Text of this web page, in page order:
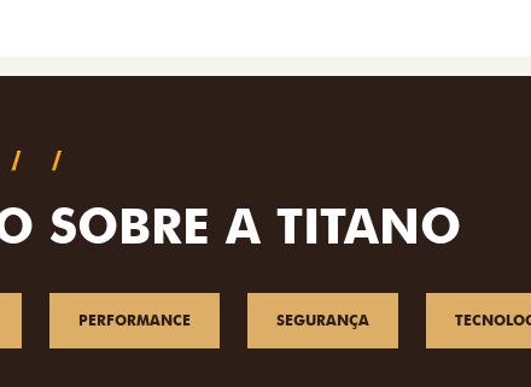
SOBRE A TITANO
PERFORMANCE SEGURANÇA